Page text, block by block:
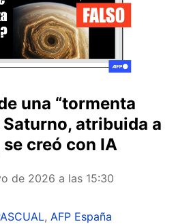
una “tormenta
Saturno, atribuida a
se creó con IA
de 2026 a las 15:30
, AFP España